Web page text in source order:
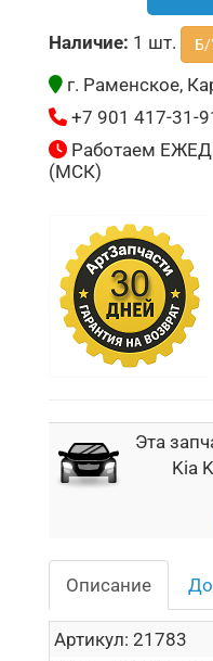
Наличие: 1 шт.
г. Раменское,
+7 901 417-31-
Работаем
(МСК)
Эта
Kia
Описание
Артикул: 21783